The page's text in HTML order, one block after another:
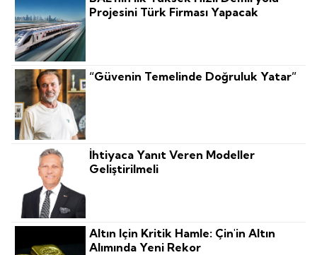
Projesini Türk Firması Yapacak
“Güvenin Temelinde Doğruluk Yatar”
İhtiyaca Yanıt Veren Modeller
Geliştirilmeli
Altın Için Kritik Hamle: Çin'in Altın
Alımında Yeni Rekor